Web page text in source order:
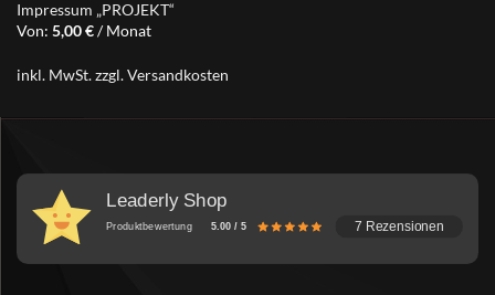
Impressum „PROJEKT“
Von: 5,00€ / Monat
inkl. MwSt.zzgl.Versandkosten
Leaderly Shop
Produktbewertung 5.00 / 5 7 Rezensionen